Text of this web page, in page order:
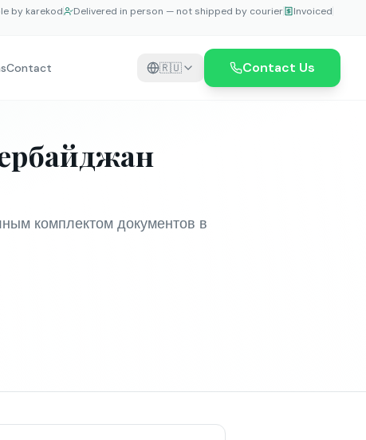
by karekod Delivered in person — not shipped by courier
Invoiced
Contact 🇷🇺 Contact Us
комплектом документов в